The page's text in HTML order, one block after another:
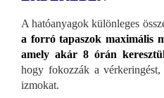
A hatóanyagok különleges
a forró tapaszok maximális
amely akár 8 órán
hogy fokozzák a
izmokat.